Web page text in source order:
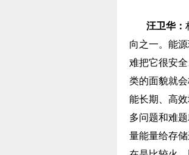
汪卫华：
向之一。能
难把它很安
类的面貌就
能长期、高
多问题和难
量能量给存